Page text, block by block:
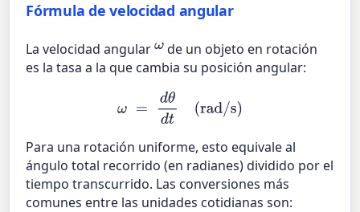
Fórmula de velocidad angular
La velocidad angularωde un objeto en rotación
es la tasa a la que cambia su posición angular:
dθd (rad/s)
Para una rotación uniforme, esto equivale al
ángulo total recorrido (en radianes) dividido por el
tiempo transcurrido. Las conversiones más
comunes entre las unidades cotidianas son: